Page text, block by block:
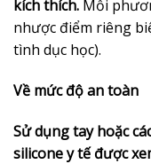
kích thích. Mỗi
nhược điểm riêng
tình dục học).
Về mức độ an toàn
Sử dụng tay hoặc
silicone y tế được